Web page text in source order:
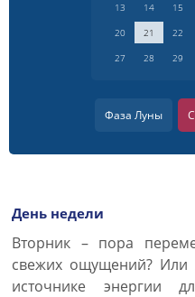
13
14 15
20
21 22
27
28 29
Фаза Луны
День недели
Вторник – пора
свежих ощущений? Или
источнике энергии